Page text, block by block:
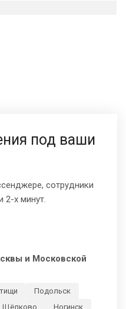
под ваши
сотрудники
2-х минут.
и Московской
Подольск
Щёлково Ногинск